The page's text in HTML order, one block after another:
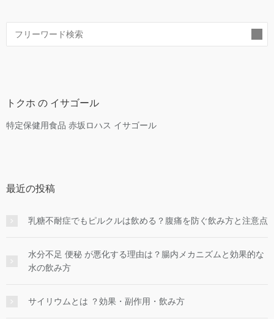
トクホ の イサゴール
特定保健用食品 赤坂ロハス イサゴール
最近の投稿
乳糖不耐症でもピルクルは飲める？腹痛を防ぐ飲み方と注意点
水分不足 便秘 が悪化する理由は？腸内メカニズムと効果的な
水の飲み方
サイリウムとは ？効果・副作用・飲み方